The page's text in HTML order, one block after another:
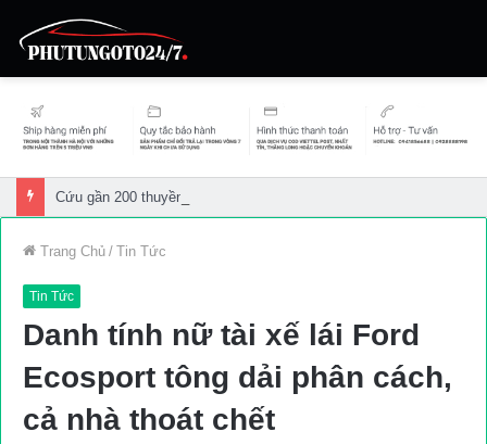
Cứu gần 200 thuyền viên gặp sự cố trên biển
Trang Chủ / Tin Tức
Tin Tức
Danh tính nữ tài xế lái Ford
Ecosport tông dải phân cách,
cả nhà thoát chết